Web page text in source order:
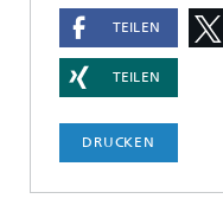
TEILEN
TEILEN
DRUCKEN